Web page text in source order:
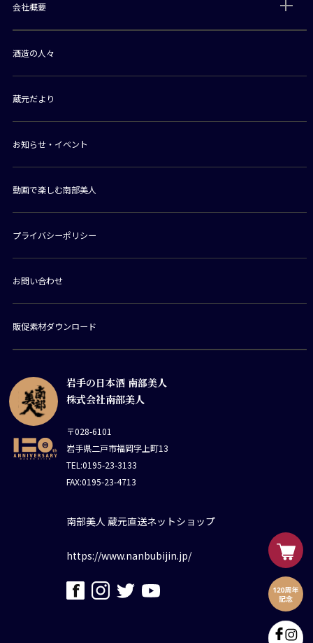
岩手の日本酒 南部美人
株式会社南部美人
〒028-6101
岩手県二戸市福岡字上町13
TEL:0195-23-3133
FAX:0195-23-4713
南部美人 蔵元直送ネットショップ
https://www.nanbubijin.jp/
会社概要
酒造の人々
蔵元だより
お知らせ・イベント
動画で楽しむ南部美人
プライバシーポリシー
お問い合わせ
販促素材ダウンロード